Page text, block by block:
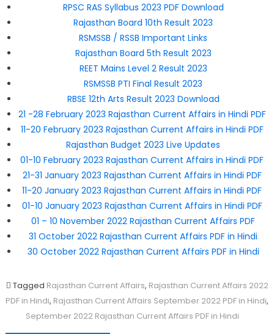
RPSC RAS Syllabus 2023 PDF Download
Rajasthan Board 10th Result 2023
RSMSSB / RSSB Important Links
Rajasthan Board 5th Result 2023
REET Mains Level 2 Result 2023
RSMSSB PTI Final Result 2023
RBSE 12th Arts Result 2023 Download
21 -28 February 2023 Rajasthan Current Affairs in Hindi PDF
11-20 February 2023 Rajasthan Current Affairs in Hindi PDF
Rajasthan Budget 2023 Live Updates
01-10 February 2023 Rajasthan Current Affairs in Hindi PDF
21-31 January 2023 Rajasthan Current Affairs in Hindi PDF
11-20 January 2023 Rajasthan Current Affairs in Hindi PDF
01-10 January 2023 Rajasthan Current Affairs in Hindi PDF
01 – 10 November 2022 Rajasthan Current Affairs PDF
31 October 2022 Rajasthan Current Affairs PDF in Hindi
30 October 2022 Rajasthan Current Affairs PDF in Hindi
Tagged Rajasthan Current Affairs, Rajasthan Current Affairs 2022
PDF in Hindi, Rajasthan Current Affairs September 2022 PDF in Hindi,
September 2022 Rajasthan Current Affairs PDF in Hindi